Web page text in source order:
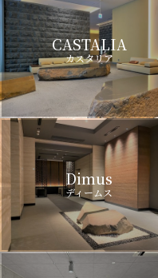
CASTALIA
カスタリア
Dimus
ディームス